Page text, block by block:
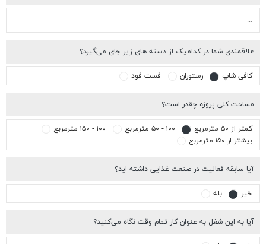
شما در کدامیک از دسته های زیر جای می‌گیرد؟
شاپ رستوران فست فود
کلی پروژه چقدر است؟
از ۵۰ مترمربع ۱۰۰ - ۵۰ مترمربع
ار ۱۵۰ مترمربع
سابقه فعالیت در صنعت غذایی داشته اید؟
بله
به این شغل به عنوان کار تمام وقت نگاه می‌کنید؟